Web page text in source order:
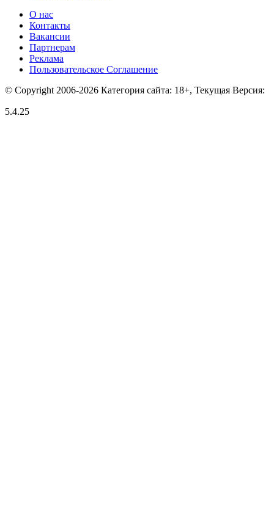
О нас
Контакты
Вакансии
Партнерам
Реклама
Пользовательское Соглашение
© Copyright 2006-2026 Категория сайта: 18+, Текущая Версия:
5.4.25